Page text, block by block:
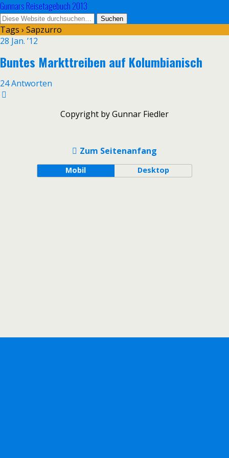
Gunnars Reisetagebuch 2013
Tags › Sapzurro
28 Jan. ’12
Buntes Markttreiben auf Kolumbianisch
24 Antworten
Copyright by Gunnar Fiedler
Zum Seitenanfang
Mobil Desktop